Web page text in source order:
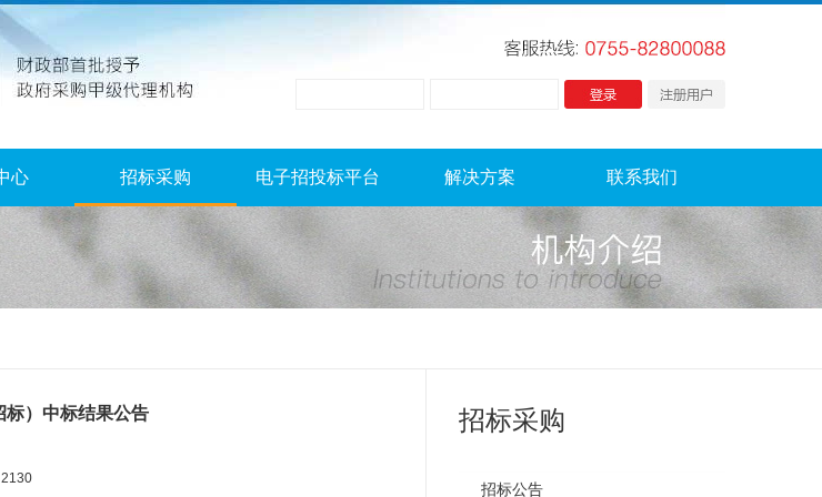
心 招标采购 电子招投标平台 解决方案 联系我们
标）中标结果公告 招标采购
招标公告